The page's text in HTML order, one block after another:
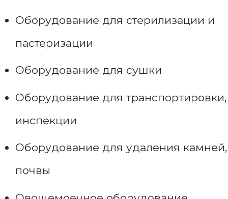
Оборудование для стерилизации и
пастеризации
Оборудование для сушки
Оборудование для транспортировки,
инспекции
Оборудование для удаления камней,
почвы